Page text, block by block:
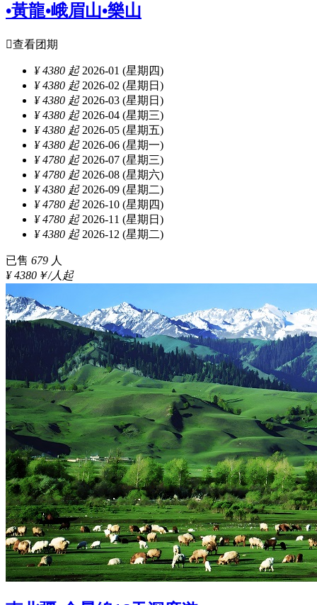
•黃龍•峨眉山•樂山
查看团期
¥ 4380 起2026-01 (星期四)
¥ 4380 起2026-02 (星期日)
¥ 4380 起2026-03 (星期日)
¥ 4380 起2026-04 (星期三)
¥ 4380 起2026-05 (星期五)
¥ 4380 起2026-06 (星期一)
¥ 4780 起2026-07 (星期三)
¥ 4780 起2026-08 (星期六)
¥ 4380 起2026-09 (星期二)
¥ 4780 起2026-10 (星期四)
¥ 4780 起2026-11 (星期日)
¥ 4380 起2026-12 (星期二)
已售 679 人
¥ 4380￥/人起